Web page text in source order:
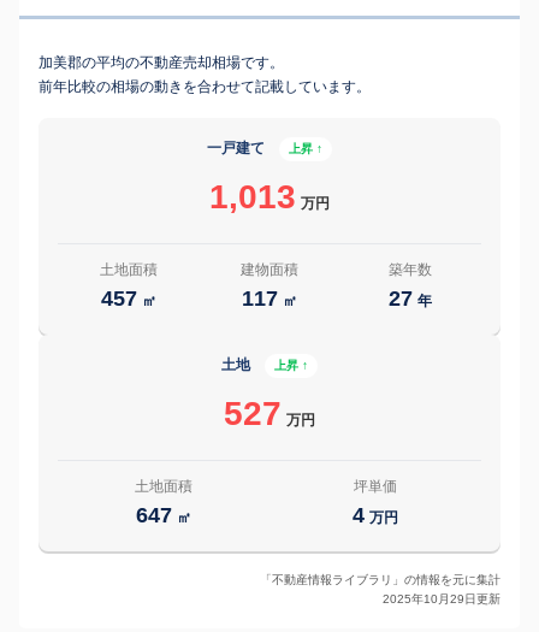
加美郡の平均の不動産売却相場です。
前年比較の相場の動きを合わせて記載しています。
一戸建て 上昇 ↑
1,013 万円
土地面積
457 ㎡
建物面積
117 ㎡
築年数
27 年
土地 上昇 ↑
527 万円
土地面積
647 ㎡
坪単価
4 万円
「不動産情報ライブラリ」の情報を元に集計
2025年10月29日更新